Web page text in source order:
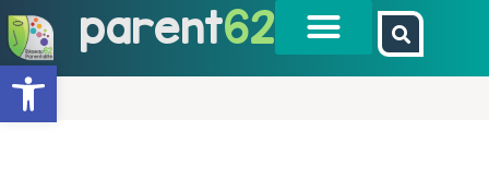
Ouvrir la barre d’outils
parent62